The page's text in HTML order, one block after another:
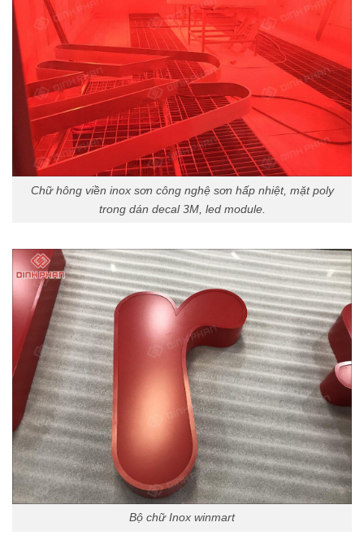
Chữ hông viền inox sơn công nghệ sơn hấp nhiệt, mặt poly
trong dán decal 3M, led module.
Bộ chữ Inox winmart